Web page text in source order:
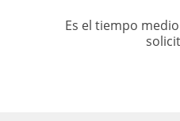
Es el tiempo